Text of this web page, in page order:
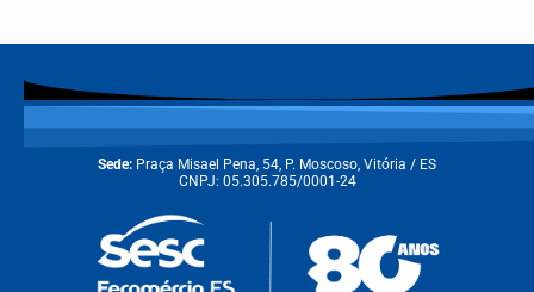
Sede: Praça Misael Pena, 54, P. Moscoso, Vitória / ES
CNPJ: 05.305.785/0001-24